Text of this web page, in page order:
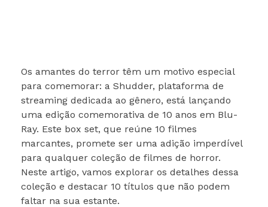
Os amantes do terror têm um motivo especial
para comemorar: a Shudder, plataforma de
streaming dedicada ao gênero, está lançando
uma edição comemorativa de 10 anos em Blu-
Ray. Este box set, que reúne 10 filmes
marcantes, promete ser uma adição imperdível
para qualquer coleção de filmes de horror.
Neste artigo, vamos explorar os detalhes dessa
coleção e destacar 10 títulos que não podem
faltar na sua estante.